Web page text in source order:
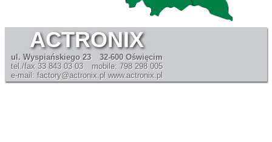
ACTRONIX
ul. Wyspiańskiego 23
tel./fax 33 843 03 03
e-mail: factory@actronix.pl
32-600 Oświęcim
mobile: 798 298 005
www.actronix.pl